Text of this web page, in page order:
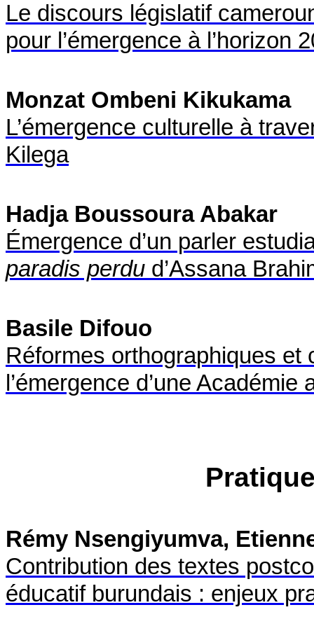
Le discours législatif
pour l’émergence à l’horizon
Monzat Ombeni Kikukama
L’émergence culturelle à
Kilega
Hadja Boussoura Abakar
Émergence d’un parler
paradis perdu d’Assana
Basile Difouo
Réformes orthographiques
l’émergence d’une
Rémy Nsengiyumva,
Contribution des textes
éducatif burundais : enjeux